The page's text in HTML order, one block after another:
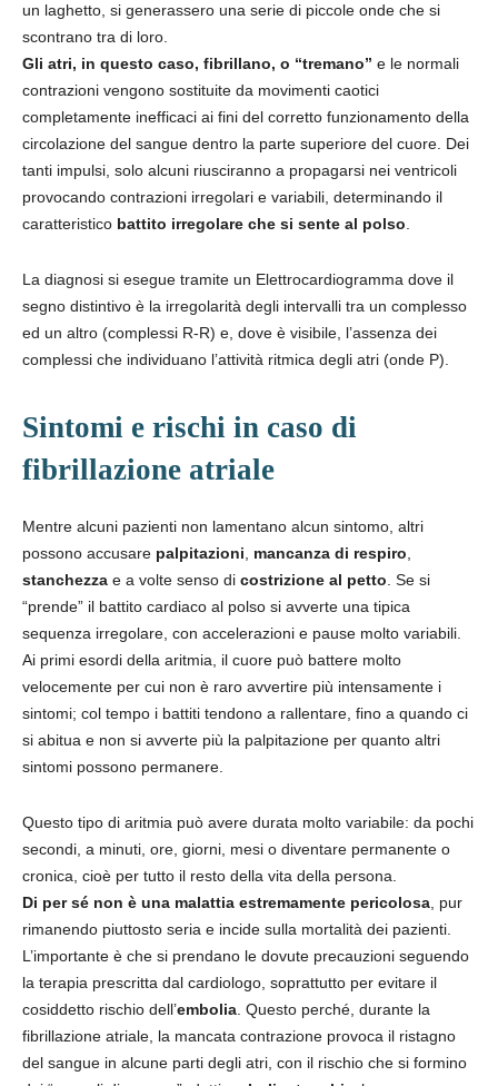
un laghetto, si generassero una serie di piccole onde che si
scontrano tra di loro.
Gli atri, in questo caso, fibrillano, o “tremano” e le normali
contrazioni vengono sostituite da movimenti caotici
completamente inefficaci ai fini del corretto funzionamento della
circolazione del sangue dentro la parte superiore del cuore. Dei
tanti impulsi, solo alcuni riusciranno a propagarsi nei ventricoli
provocando contrazioni irregolari e variabili, determinando il
caratteristico battito irregolare che si sente al polso
La diagnosi si esegue tramite un Elettrocardiogramma dove il
segno distintivo è la irregolarità degli intervalli tra un complesso
ed un altro (complessi R-R) e, dove è visibile, l’assenza dei
complessi che individuano l’attività ritmica degli atri (onde P).
Sintomi e rischi in caso di
fibrillazione atriale
Mentre alcuni pazienti non lamentano alcun sintomo, altri
possono accusare palpitazioni mancanza di respiro
stanchezza e a volte senso di costrizione al petto . Se si
“prende” il battito cardiaco al polso si avverte una tipica
sequenza irregolare, con accelerazioni e pause molto variabili.
Ai primi esordi della aritmia, il cuore può battere molto
velocemente per cui non è raro avvertire più intensamente i
sintomi; col tempo i battiti tendono a rallentare, fino a quando ci
si abitua e non si avverte più la palpitazione per quanto altri
sintomi possono permanere.
Questo tipo di aritmia può avere durata molto variabile: da pochi
secondi, a minuti, ore, giorni, mesi o diventare permanente o
cronica, cioè per tutto il resto della vita della persona.
Di per sé non è una malattia estremamente pericolosa , pur
rimanendo piuttosto seria e incide sulla mortalità dei pazienti.
L’importante è che si prendano le dovute precauzioni seguendo
la terapia prescritta dal cardiologo, soprattutto per evitare il
cosiddetto rischio dell’embolia . Questo perché, durante la
fibrillazione atriale, la mancata contrazione provoca il ristagno
del sangue in alcune parti degli atri, con il rischio che si formino